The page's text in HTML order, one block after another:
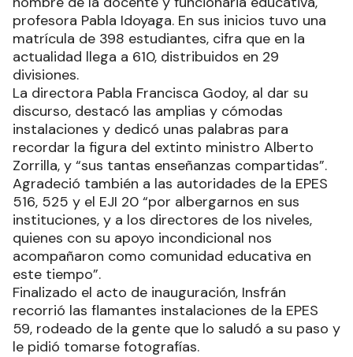
profesora Pabla Idoyaga. En sus inicios tuvo una
matrícula de 398 estudiantes, cifra que en la
actualidad llega a 610, distribuidos en 29
divisiones.
La directora Pabla Francisca Godoy, al dar su
discurso, destacó las amplias y cómodas
instalaciones y dedicó unas palabras para
recordar la figura del extinto ministro Alberto
Zorrilla, y “sus tantas enseñanzas compartidas”.
Agradeció también a las autoridades de la EPES
516, 525 y el EJI 20 “por albergarnos en sus
instituciones, y a los directores de los niveles,
quienes con su apoyo incondicional nos
acompañaron como comunidad educativa en
este tiempo”.
Finalizado el acto de inauguración, Insfrán
recorrió las flamantes instalaciones de la EPES
59, rodeado de la gente que lo saludó a su paso y
le pidió tomarse fotografías.